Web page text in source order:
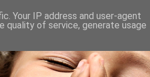
Your IP address and user-agent
quality of service, generate usage